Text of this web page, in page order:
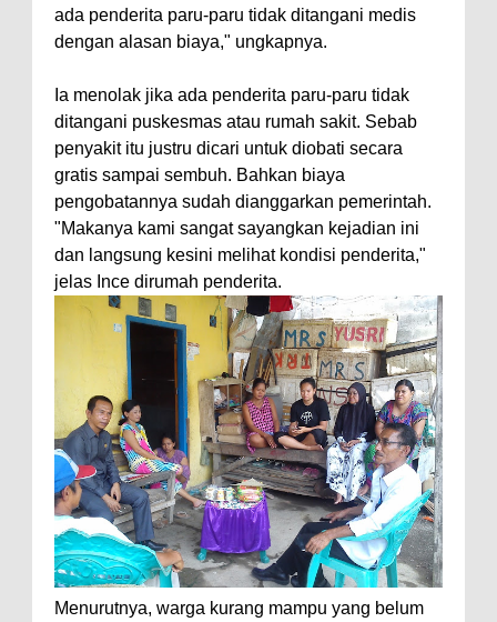
ada penderita paru-paru tidak ditangani medis
dengan alasan biaya," ungkapnya.
Ia menolak jika ada penderita paru-paru tidak
ditangani puskesmas atau rumah sakit. Sebab
penyakit itu justru dicari untuk diobati secara
gratis sampai sembuh. Bahkan biaya
pengobatannya sudah dianggarkan pemerintah.
"Makanya kami sangat sayangkan kejadian ini
dan langsung kesini melihat kondisi penderita,"
jelas Ince dirumah penderita.
Menurutnya, warga kurang mampu yang belum